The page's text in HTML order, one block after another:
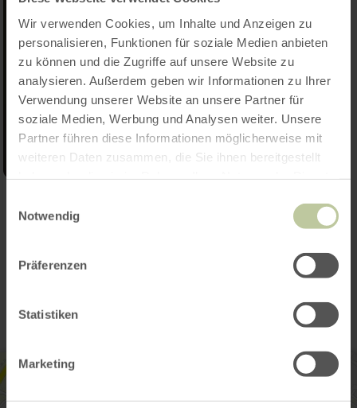
Wir verwenden Cookies, um Inhalte und Anzeigen zu
personalisieren, Funktionen für soziale Medien anbieten
zu können und die Zugriffe auf unsere Website zu
analysieren. Außerdem geben wir Informationen zu Ihrer
Verwendung unserer Website an unsere Partner für
soziale Medien, Werbung und Analysen weiter. Unsere
Partner führen diese Informationen möglicherweise mit
weiteren Daten zusammen, die Sie ihnen bereitgestellt
Notwendig
Präferenzen
Statistiken
Marketing
Contact